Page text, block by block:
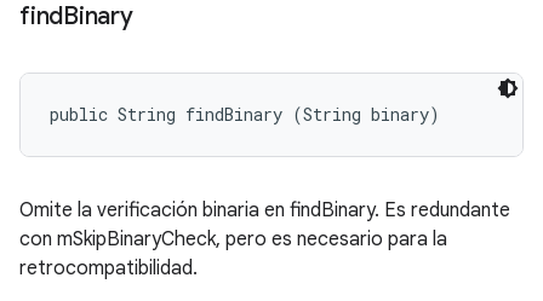
findBinary
public String findBinary (String binary)
Omite la verificación binaria en findBinary. Es redundante
con mSkipBinaryCheck, pero es necesario para la
retrocompatibilidad.